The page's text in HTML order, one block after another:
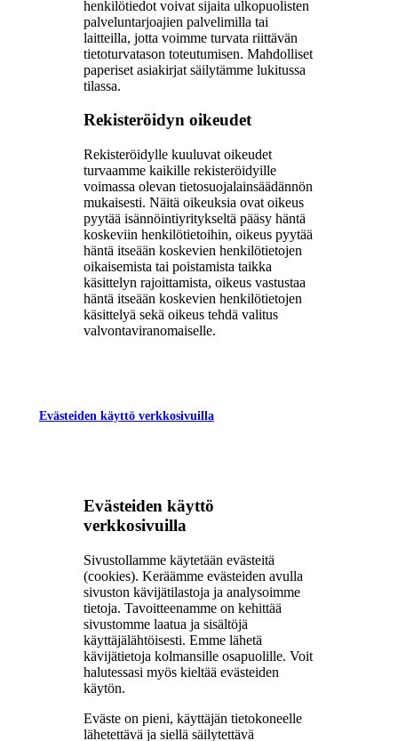
henkilötiedot voivat sijaita ulkopuolisten
palveluntarjoajien palvelimilla tai
laitteilla, jotta voimme turvata riittävän
tietoturvatason toteutumisen. Mahdolliset
paperiset asiakirjat säilytämme lukitussa
tilassa.
Rekisteröidyn oikeudet
Rekisteröidylle kuuluvat oikeudet
turvaamme kaikille rekisteröidyille
voimassa olevan tietosuojalainsäädännön
mukaisesti. Näitä oikeuksia ovat oikeus
pyytää isännöintiyritykseltä pääsy häntä
koskeviin henkilötietoihin, oikeus pyytää
häntä itseään koskevien henkilötietojen
oikaisemista tai poistamista taikka
käsittelyn rajoittamista, oikeus vastustaa
häntä itseään koskevien henkilötietojen
käsittelyä sekä oikeus tehdä valitus
valvontaviranomaiselle.
Evästeiden käyttö verkkosivuilla
Evästeiden käyttö
verkkosivuilla
Sivustollamme käytetään evästeitä
(cookies). Keräämme evästeiden avulla
sivuston kävijätilastoja ja analysoimme
tietoja. Tavoitteenamme on kehittää
sivustomme laatua ja sisältöjä
käyttäjälähtöisesti. Emme lähetä
kävijätietoja kolmansille osapuolille. Voit
halutessasi myös kieltää evästeiden
käytön.
Eväste on pieni, käyttäjän tietokoneelle
lähetettävä ja siellä säilytettävä